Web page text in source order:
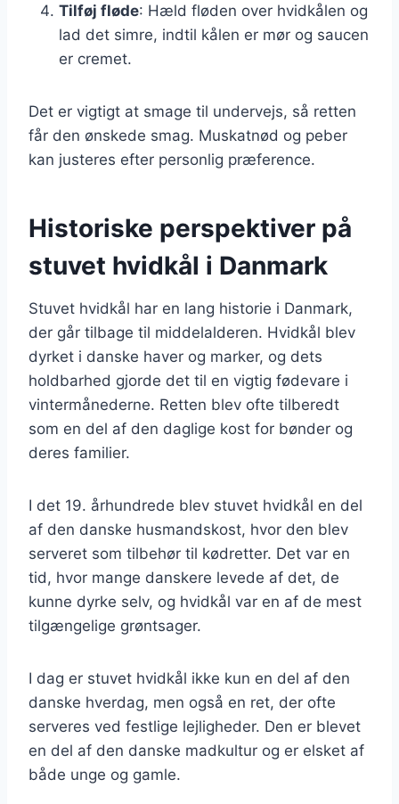
Tilføj fløde: Hæld fløden over hvidkålen og
lad det simre, indtil kålen er mør og saucen
er cremet.
Det er vigtigt at smage til undervejs, så retten
får den ønskede smag. Muskatnød og peber
kan justeres efter personlig præference.
Historiske perspektiver på
stuvet hvidkål i Danmark
Stuvet hvidkål har en lang historie i Danmark,
der går tilbage til middelalderen. Hvidkål blev
dyrket i danske haver og marker, og dets
holdbarhed gjorde det til en vigtig fødevare i
vintermånederne. Retten blev ofte tilberedt
som en del af den daglige kost for bønder og
deres familier.
I det 19. århundrede blev stuvet hvidkål en del
af den danske husmandskost, hvor den blev
serveret som tilbehør til kødretter. Det var en
tid, hvor mange danskere levede af det, de
kunne dyrke selv, og hvidkål var en af de mest
tilgængelige grøntsager.
I dag er stuvet hvidkål ikke kun en del af den
danske hverdag, men også en ret, der ofte
serveres ved festlige lejligheder. Den er blevet
en del af den danske madkultur og er elsket af
både unge og gamle.